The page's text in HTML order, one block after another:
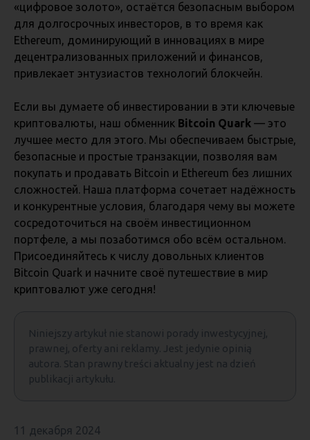
«цифровое золото», остаётся безопасным выбором
для долгосрочных инвесторов, в то время как
Ethereum, доминирующий в инновациях в мире
децентрализованных приложений и финансов,
привлекает энтузиастов технологий блокчейн.
Если вы думаете об инвестировании в эти ключевые
криптовалюты, наш обменник Bitcoin Quark — это
лучшее место для этого. Мы обеспечиваем быстрые,
безопасные и простые транзакции, позволяя вам
покупать и продавать Bitcoin и Ethereum без лишних
сложностей. Наша платформа сочетает надёжность
и конкурентные условия, благодаря чему вы можете
сосредоточиться на своём инвестиционном
портфеле, а мы позаботимся обо всём остальном.
Присоединяйтесь к числу довольных клиентов
Bitcoin Quark и начните своё путешествие в мир
криптовалют уже сегодня!
Niniejszy artykuł nie stanowi porady inwestycyjnej,
prawnej, oferty ani reklamy. Jest jedynie opinią
autora. Stan prawny treści aktualny jest na dzień
publikacji artykułu.
11 декабря 2024